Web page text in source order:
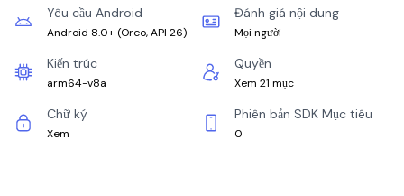
Yêu cầu Android
Android 8.0+ (Oreo, API 26)
Đánh giá nội dung
Mọi người
Kiến trúc
arm64-v8a
Quyền
Xem 21 mục
Chữ ký
Xem
Phiên bản SDK Mục tiêu
0